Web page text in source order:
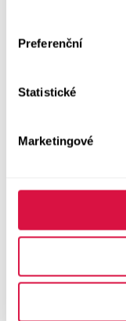
Preferenční
Statistické
Marketingové